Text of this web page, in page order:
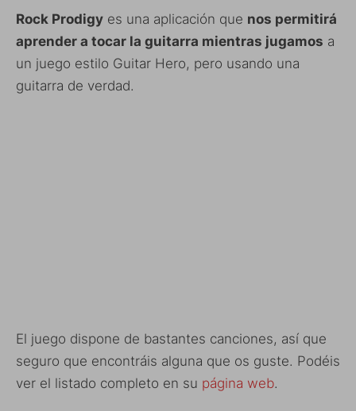
Rock Prodigy es una aplicación que nos permitirá
aprender a tocar la guitarra mientras jugamos a
un juego estilo Guitar Hero, pero usando una
guitarra de verdad.
El juego dispone de bastantes canciones, así que
seguro que encontráis alguna que os guste. Podéis
ver el listado completo en su página web.